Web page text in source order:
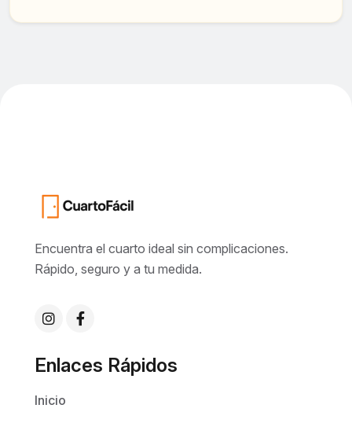
Encuentra el cuarto ideal sin complicaciones.
Rápido, seguro y a tu medida.
Enlaces Rápidos
Inicio